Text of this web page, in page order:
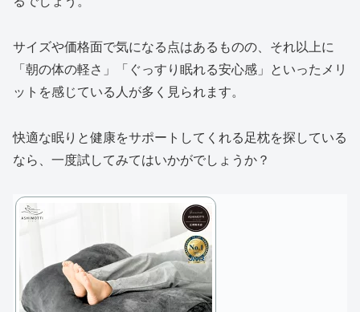
サイズや価格面で気になる点はあるものの、それ以上に
「朝の体の軽さ」「ぐっすり眠れる安心感」といったメリ
ットを感じている人が多く見られます。
快適な眠りと健康をサポートしてくれる足枕を探している
なら、一度試してみてはいかがでしょうか？